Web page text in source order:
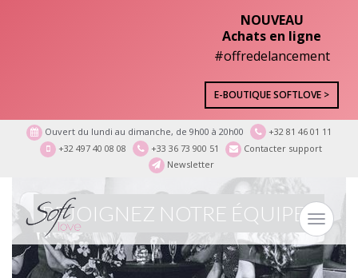
Ouvert du lundi au dimanche, de 9h00 à 20h00
+32 81 46 01 11
+32 497 40 08 08
+33 36 73 900 51
Contacter support
Newsletter
Toggle
REJOIGNEZ NOTRE ÉQUIPE !
NOUVEAU
Achats en ligne
#offredelancement
E-BOUTIQUE SOFTLOVE >